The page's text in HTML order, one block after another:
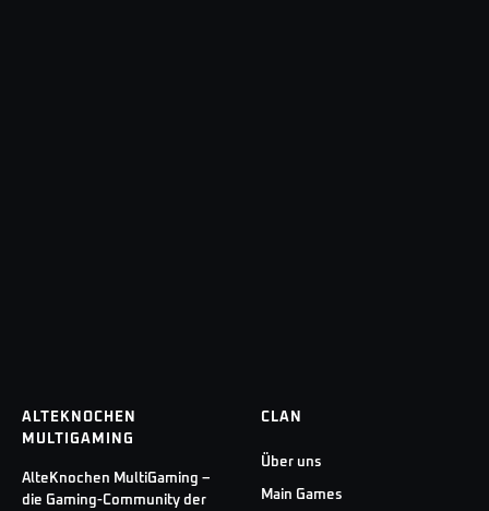
ALTEKNOCHEN
MULTIGAMING
AlteKnochen MultiGaming –
die Gaming-Community der
CLAN
Über uns
Main Games